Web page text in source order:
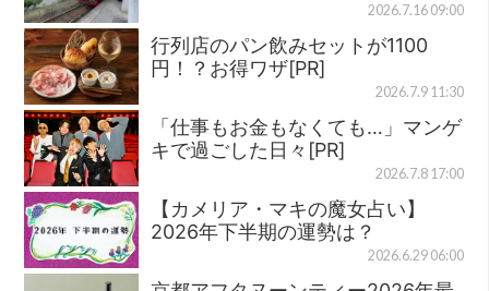
2026.7.16 09:00
行列店のパン飲みセットが1100
円！？お得ワザ[PR]
2026.7.9 11:30
「仕事もお金もなくても…」マンゲ
キで過ごした日々[PR]
2026.7.8 17:00
【カメリア・マキの魔女占い】
2026年下半期の運勢は？
2026.6.29 06:00